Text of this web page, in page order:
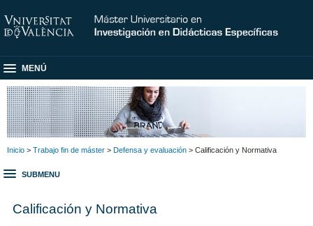
MENÚ
Inicio > Trabajo fin de máster > Defensa y evaluación > Calificación y Normativa
SUBMENU
Calificación y Normativa